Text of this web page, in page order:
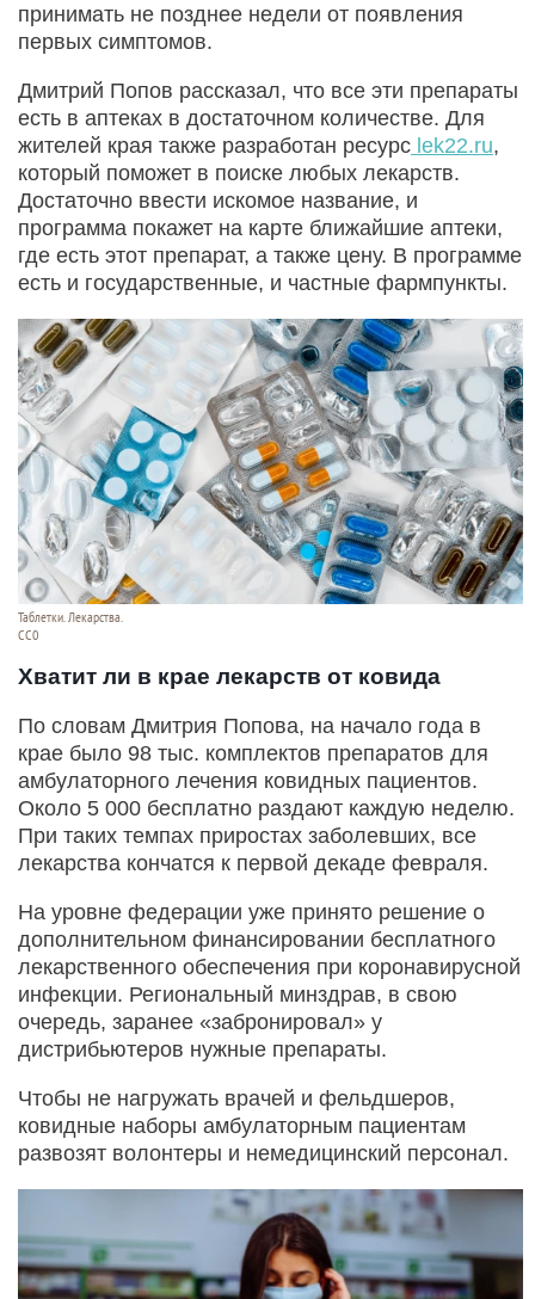
принимать не позднее недели от появления
первых симптомов.
Дмитрий Попов рассказал, что все эти препараты
есть в аптеках в достаточном количестве. Для
жителей края также разработан ресурс lek22.ru,
который поможет в поиске любых лекарств.
Достаточно ввести искомое название, и
программа покажет на карте ближайшие аптеки,
где есть этот препарат, а также цену. В программе
есть и государственные, и частные фармпункты.
Таблетки. Лекарства.
CC0
Хватит ли в крае лекарств от ковида
По словам Дмитрия Попова, на начало года в
крае было 98 тыс. комплектов препаратов для
амбулаторного лечения ковидных пациентов.
Около 5 000 бесплатно раздают каждую неделю.
При таких темпах приростах заболевших, все
лекарства кончатся к первой декаде февраля.
На уровне федерации уже принято решение о
дополнительном финансировании бесплатного
лекарственного обеспечения при коронавирусной
инфекции. Региональный минздрав, в свою
очередь, заранее «забронировал» у
дистрибьютеров нужные препараты.
Чтобы не нагружать врачей и фельдшеров,
ковидные наборы амбулаторным пациентам
развозят волонтеры и немедицинский персонал.